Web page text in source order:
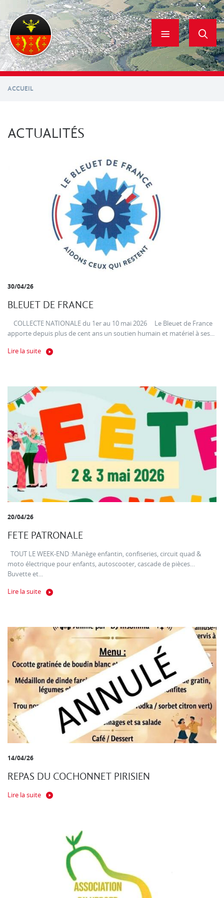
contenu
principal
ACCUEIL
ACTUALITÉS
30/04/26
BLEUET DE FRANCE
COLLECTE NATIONALE du 1er au 10 mai 2026 Le Bleuet de France
apporte depuis plus de cent ans un soutien humain et matériel à ses...
Lire la suite
20/04/26
FETE PATRONALE
TOUT LE WEEK-END :Manège enfantin, confiseries, circuit quad &
moto électrique pour enfants, autoscooter, cascade de pièces…
Buvette et...
Lire la suite
14/04/26
REPAS DU COCHONNET PIRISIEN
Lire la suite